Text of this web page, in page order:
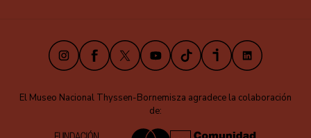
InstagramFacebook
X YoutubeTikTokiVooxLinkedIn
El Museo Nacional Thyssen-Bornemisza agradece la colaboración
de: